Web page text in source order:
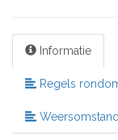
Informatie
Regels